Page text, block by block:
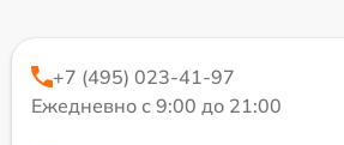
+7 (495) 023-41-97
Ежедневно с 9:00 до 21:00